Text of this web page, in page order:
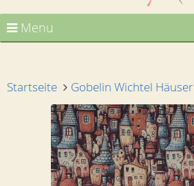
Menu
Startseite Gobelin Wichtel Häuser